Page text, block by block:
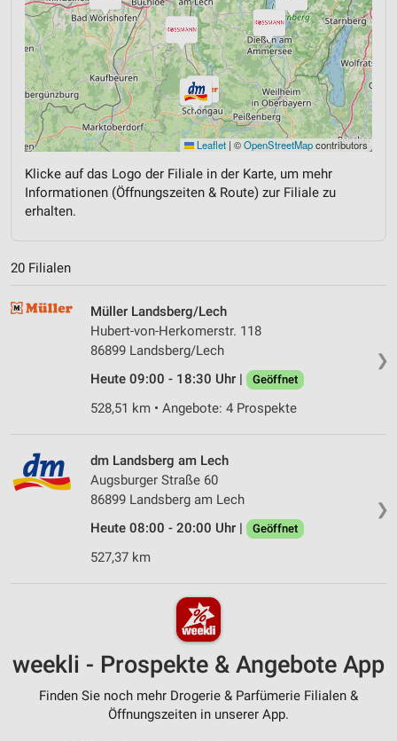
Leaflet | ©OpenStreetMapcontributors
Klicke auf das Logo der Filiale in der Karte, um mehr
Informationen (Öffnungszeiten & Route) zur Filiale zu
erhalten.
20 Filialen
❯
Müller Landsberg/Lech
Hubert-von-Herkomerstr. 118
86899 Landsberg/Lech
Heute 09:00 - 18:30 Uhr |
Geöffnet
528,51 km • Angebote: 4 Prospekte
❯
dm Landsberg am Lech
Augsburger Straße 60
86899 Landsberg am Lech
Heute 08:00 - 20:00 Uhr |
Geöffnet
527,37 km
weekli - Prospekte & Angebote App
Finden Sie noch mehr Drogerie & Parfümerie Filialen &
Öffnungszeiten in unserer App.